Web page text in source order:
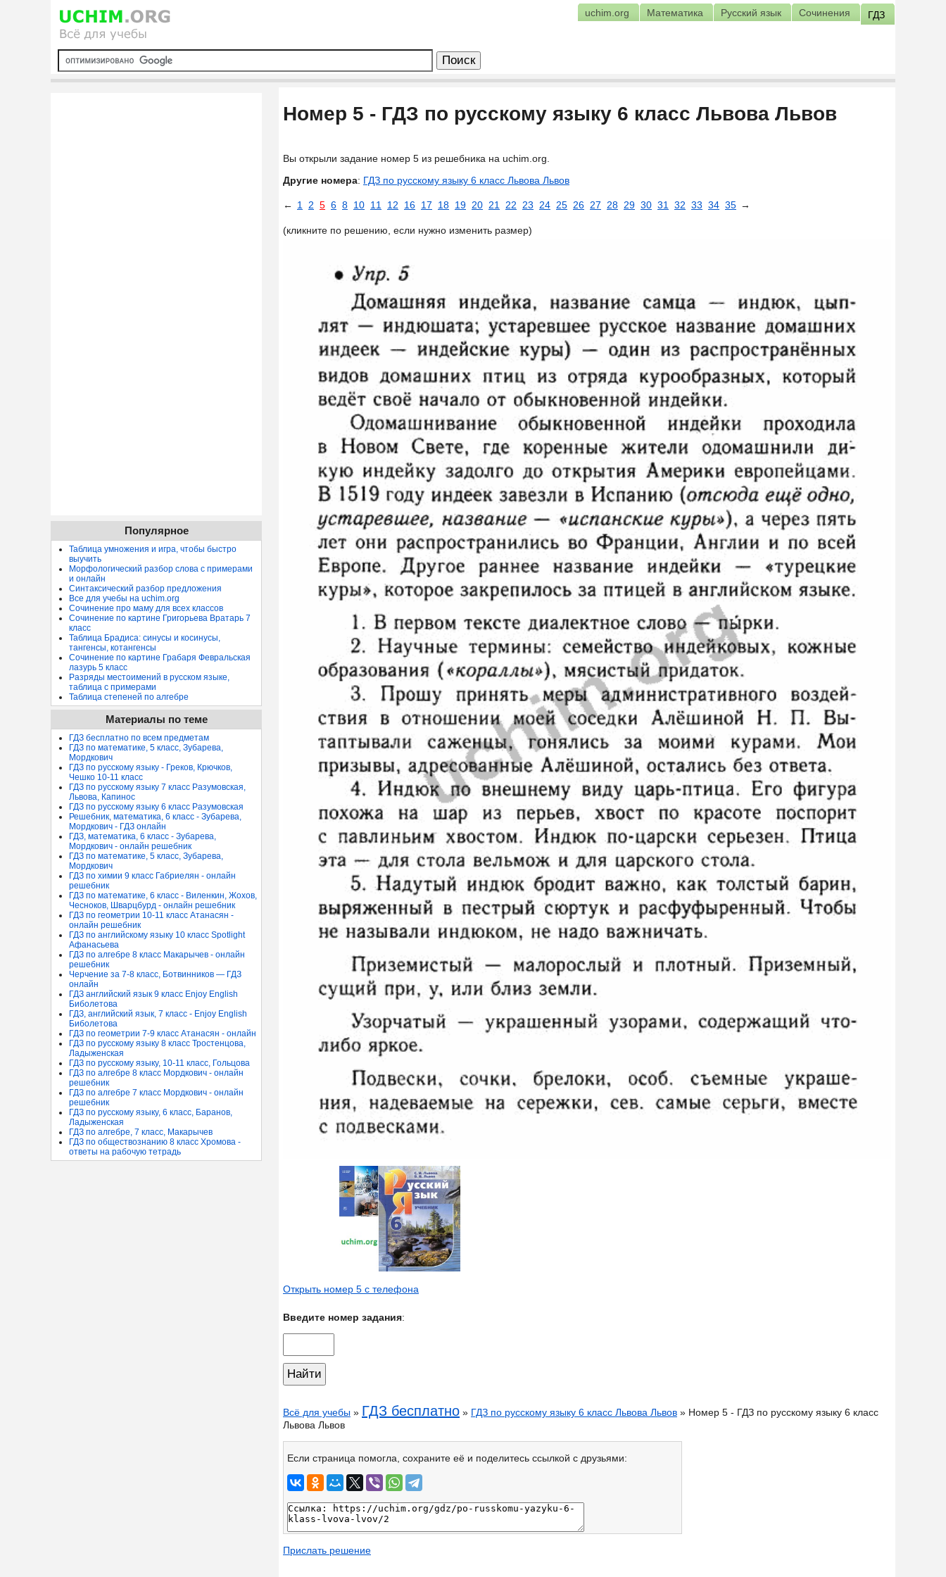
uchim.org Математика Русский язык Сочинения ГДЗ
Номер 5 - ГДЗ по русскому языку 6 класс Львова Львов
Вы открыли задание номер 5 из решебника на uchim.org.
Другие номера: ГДЗ по русскому языку 6 класс Львова Львов
← 1 2 5 6 8 10 11 12 16 17 18 19 20 21 22 23 24 25 26 27 28 29 30 31 32 33 34 35 →
(кликните по решению, если нужно изменить размер)
Открыть номер 5 с телефона
Введите номер задания:
Всё для учебы » ГДЗ бесплатно » ГДЗ по русскому языку 6 класс Львова Львов » Номер 5 - ГДЗ по русскому языку 6 класс
Львова Львов
Если страница помогла, сохраните её и поделитесь ссылкой с друзьями:
Прислать решение
Популярное
Таблица умножения и игра, чтобы быстро
выучить
Морфологический разбор слова с примерами
и онлайн
Синтаксический разбор предложения
Все для учебы на uchim.org
Сочинение про маму для всех классов
Сочинение по картине Григорьева Вратарь 7
класс
Таблица Брадиса: синусы и косинусы,
тангенсы, котангенсы
Сочинение по картине Грабаря Февральская
лазурь 5 класс
Разряды местоимений в русском языке,
таблица с примерами
Таблица степеней по алгебре
Материалы по теме
ГДЗ бесплатно по всем предметам
ГДЗ по математике, 5 класс, Зубарева,
Мордкович
ГДЗ по русскому языку - Греков, Крючков,
Чешко 10-11 класс
ГДЗ по русскому языку 7 класс Разумовская,
Львова, Капинос
ГДЗ по русскому языку 6 класс Разумовская
Решебник, математика, 6 класс - Зубарева,
Мордкович - ГДЗ онлайн
ГДЗ, математика, 6 класс - Зубарева,
Мордкович - онлайн решебник
ГДЗ по математике, 5 класс, Зубарева,
Мордкович
ГДЗ по химии 9 класс Габриелян - онлайн
решебник
ГДЗ по математике, 6 класс - Виленкин, Жохов,
Чесноков, Шварцбурд - онлайн решебник
ГДЗ по геометрии 10-11 класс Атанасян -
онлайн решебник
ГДЗ по английскому языку 10 класс Spotlight
Афанасьева
ГДЗ по алгебре 8 класс Макарычев - онлайн
решебник
Черчение за 7-8 класс, Ботвинников — ГДЗ
онлайн
ГДЗ английский язык 9 класс Enjoy English
Биболетова
ГДЗ, английский язык, 7 класс - Enjoy English
Биболетова
ГДЗ по геометрии 7-9 класс Атанасян - онлайн
ГДЗ по русскому языку 8 класс Тростенцова,
Ладыженская
ГДЗ по русскому языку, 10-11 класс, Гольцова
ГДЗ по алгебре 8 класс Мордкович - онлайн
решебник
ГДЗ по алгебре 7 класс Мордкович - онлайн
решебник
ГДЗ по русскому языку, 6 класс, Баранов,
Ладыженская
ГДЗ по алгебре, 7 класс, Макарычев
ГДЗ по обществознанию 8 класс Хромова -
ответы на рабочую тетрадь